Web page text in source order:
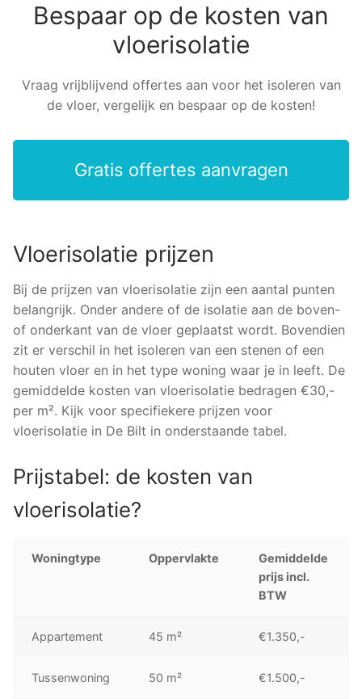
Bespaar op de kosten van
vloerisolatie
Vraag vrijblijvend offertes aan voor het isoleren van
de vloer, vergelijk en bespaar op de kosten!
Gratis offertes aanvragen
Vloerisolatie prijzen
Bij de prijzen van vloerisolatie zijn een aantal punten
belangrijk. Onder andere of de isolatie aan de boven-
of onderkant van de vloer geplaatst wordt. Bovendien
zit er verschil in het isoleren van een stenen of een
houten vloer en in het type woning waar je in leeft. De
gemiddelde kosten van vloerisolatie bedragen €30,-
per m². Kijk voor specifiekere prijzen voor
vloerisolatie in De Bilt in onderstaande tabel.
Prijstabel: de kosten van
vloerisolatie?
Woningtype Oppervlakte
Gemiddelde
prijs incl.
BTW
Appartement 45 m² €1.350,-
Tussenwoning 50 m² €1.500,-